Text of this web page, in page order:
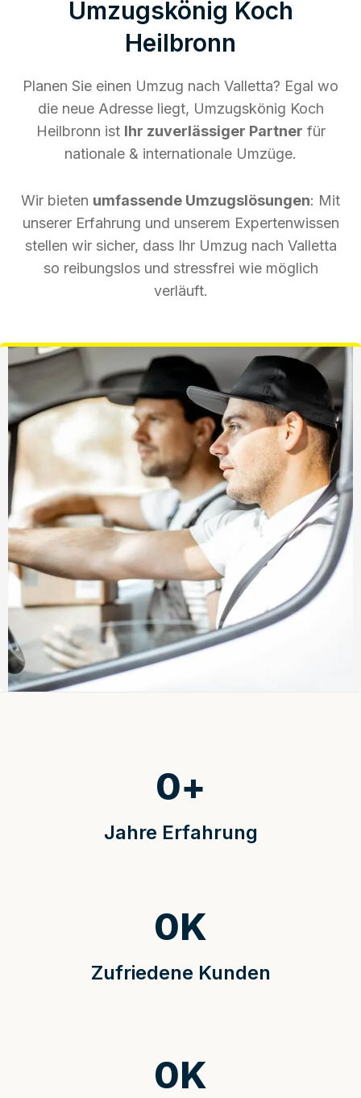
Umzugskönig Koch
Heilbronn
Planen Sie einen Umzug nach Valletta? Egal wo
die neue Adresse liegt, Umzugskönig Koch
Heilbronn ist Ihr zuverlässiger Partner für
nationale & internationale Umzüge.
Wir bieten umfassende Umzugslösungen: Mit
unserer Erfahrung und unserem Expertenwissen
stellen wir sicher, dass Ihr Umzug nach Valletta
so reibungslos und stressfrei wie möglich
verläuft.
Jahre Erfahrung
0+
Zufriedene Kunden
0K
0K